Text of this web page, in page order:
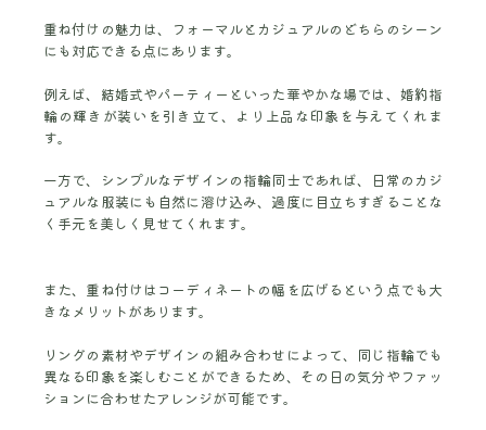
重ね付けの魅力は、フォーマルとカジュアルのどちらのシーン
にも対応できる点にあります。
例えば、結婚式やパーティーといった華やかな場では、婚約指
輪の輝きが装いを引き立て、より上品な印象を与えてくれま
す。
一方で、シンプルなデザインの指輪同士であれば、日常のカジ
ュアルな服装にも自然に溶け込み、過度に目立ちすぎることな
く手元を美しく見せてくれます。
また、重ね付けはコーディネートの幅を広げるという点でも大
きなメリットがあります。
リングの素材やデザインの組み合わせによって、同じ指輪でも
異なる印象を楽しむことができるため、その日の気分やファッ
ションに合わせたアレンジが可能です。